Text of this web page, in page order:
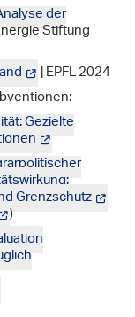
der
Stiftung
| EPFL 2024
Gezielte
Grenzschutz
)